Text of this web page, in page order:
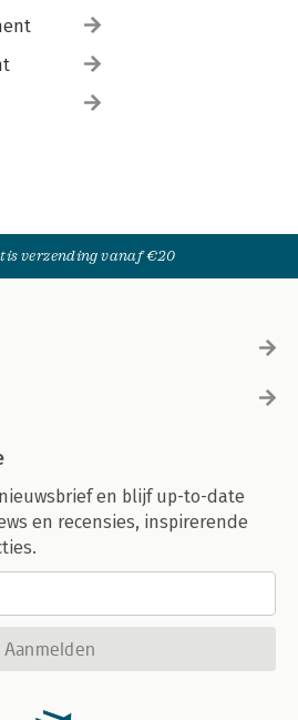
verzending vanaf €20
en blijf up-to-date
en recensies, inspirerende
Aanmelden